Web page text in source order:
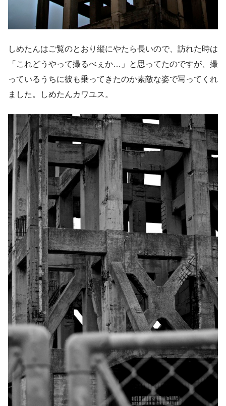
しめたんはご覧のとおり縦にやたら長いので、訪れた時は
「これどうやって撮るべぇか…」と思ってたのですが、撮
っているうちに彼も乗ってきたのか素敵な姿で写ってくれ
ました。しめたんカワユス。